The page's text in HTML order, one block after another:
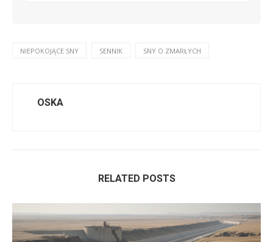
NIEPOKOJĄCE SNY SENNIK SNY O ZMARŁYCH
OSKA
RELATED POSTS